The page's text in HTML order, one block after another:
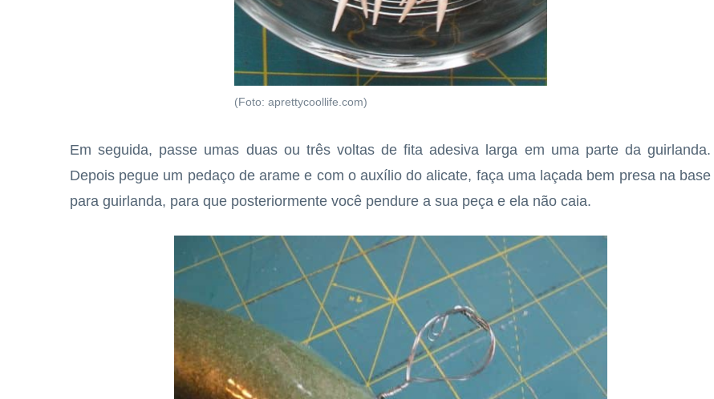
(Foto: aprettycoollife.com)
Em seguida, passe umas duas ou três voltas de fita adesiva larga em uma parte da guirlanda.
Depois pegue um pedaço de arame e com o auxílio do alicate, faça uma laçada bem presa na base
para guirlanda, para que posteriormente você pendure a sua peça e ela não caia.